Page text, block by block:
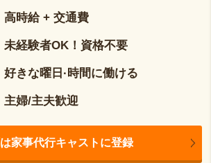
高時給 + 交通費
未経験者OK！資格不要
好きな曜日·時間に働ける
主婦/主夫歓迎
家事代行キャストに登録